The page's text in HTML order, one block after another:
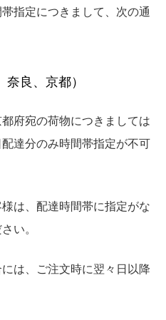
指定につきまして、次の通
良、京都）
府宛の荷物につきましては
達分のみ時間帯指定が不可
は、配達時間帯に指定がな
い。
は、ご注文時に翌々日以降